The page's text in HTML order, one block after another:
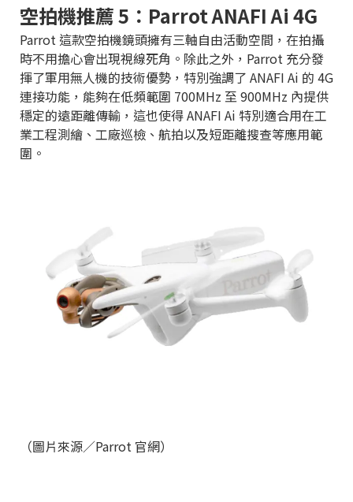
空拍機推薦 5：Parrot ANAFI Ai 4G
Parrot 這款空拍機鏡頭擁有三軸自由活動空間，在拍攝
時不用擔心會出現視線死角。除此之外，Parrot 充分發
揮了軍用無人機的技術優勢，特別強調了 ANAFI Ai 的 4G
連接功能，能夠在低頻範圍 700MHz 至 900MHz 內提供
穩定的遠距離傳輸，這也使得 ANAFI Ai 特別適合用在工
業工程測繪、工廠巡檢、航拍以及短距離搜查等應用範
圍。
（圖片來源／Parrot 官網）